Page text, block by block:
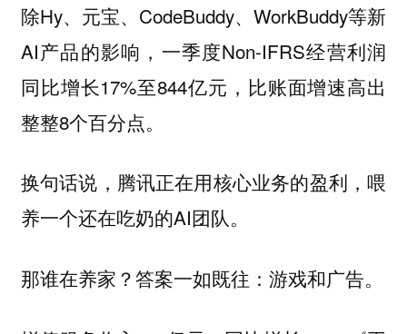
除Hy、元宝、CodeBuddy、WorkBuddy等新
AI产品的影响，一季度Non-IFRS经营利润
同比增长17%至844亿元，比账面增速高出
整整8个百分点。
换句话说，腾讯正在用核心业务的盈利，喂
养一个还在吃奶的AI团队。
那谁在养家？答案一如既往：游戏和广告。